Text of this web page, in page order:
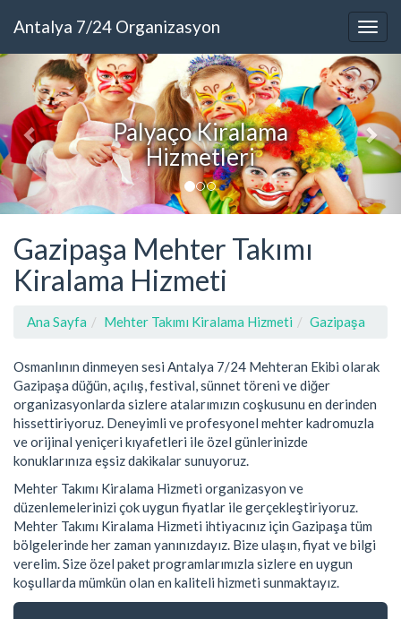
Antalya 7/24 Organizasyon
Antalya Davul Zurna
Gazipaşa Mehter Takımı
Kiralama Hizmeti
Ana Sayfa Mehter Takımı Kiralama Hizmeti Gazipaşa
Osmanlının dinmeyen sesi Antalya 7/24 Mehteran Ekibi olarak
Gazipaşa düğün, açılış, festival, sünnet töreni ve diğer
organizasyonlarda sizlere atalarımızın coşkusunu en derinden
hissettiriyoruz. Deneyimli ve profesyonel mehter kadromuzla
ve orijinal yeniçeri kıyafetleri ile özel günlerinizde
konuklarınıza eşsiz dakikalar sunuyoruz.
Mehter Takımı Kiralama Hizmeti organizasyon ve
düzenlemelerinizi çok uygun fiyatlar ile gerçekleştiriyoruz.
Mehter Takımı Kiralama Hizmeti ihtiyacınız için Gazipaşa tüm
bölgelerinde her zaman yanınızdayız. Bize ulaşın, fiyat ve bilgi
verelim. Size özel paket programlarımızla sizlere en uygun
koşullarda mümkün olan en kaliteli hizmeti sunmaktayız.